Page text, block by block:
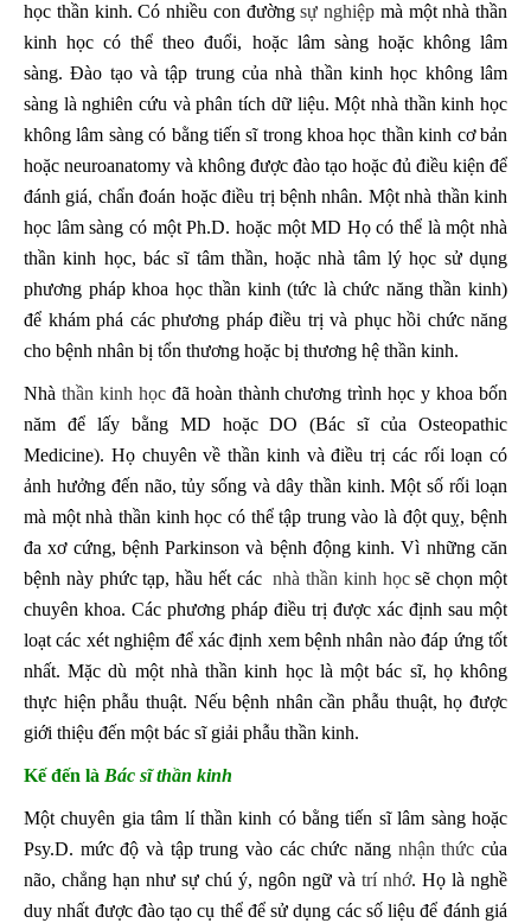
học thần kinh. Có nhiều con đườngsự nghiệp mà một nhà thần
kinh học có thể theo đuổi, hoặc lâm sàng hoặc không lâm
sàng. Đào tạo và tập trung của nhà thần kinh học không lâm
sàng là nghiên cứu và phân tích dữ liệu. Một nhà thần kinh học
không lâm sàng có bằng tiến sĩ trong khoa học thần kinh cơ bản
hoặc neuroanatomy và không được đào tạo hoặc đủ điều kiện để
đánh giá, chẩn đoán hoặc điều trị bệnh nhân. Một nhà thần kinh
học lâm sàng có một Ph.D. hoặc một MD Họ có thể là một nhà
thần kinh học, bác sĩ tâm thần, hoặc nhà tâm lý học sử dụng
phương pháp khoa học thần kinh (tức là chức năng thần kinh)
để khám phá các phương pháp điều trị và phục hồi chức năng
cho bệnh nhân bị tổn thương hoặc bị thương hệ thần kinh.
Nhà thần kinh họcđã hoàn thành chương trình học y khoa bốn
năm để lấy bằng MD hoặc DO (Bác sĩ của Osteopathic
Medicine). Họ chuyên về thần kinh và điều trị các rối loạn có
ảnh hưởng đến não, tủy sống và dây thần kinh. Một số rối loạn
mà một nhà thần kinh học có thể tập trung vào là đột quỵ, bệnh
đa xơ cứng, bệnh Parkinson và bệnh động kinh. Vì những căn
bệnh này phức tạp, hầu hết cácnhà thần kinh họcsẽ chọn một
chuyên khoa. Các phương pháp điều trị được xác định sau một
loạt các xét nghiệm để xác định xem bệnh nhân nào đáp ứng tốt
nhất. Mặc dù một nhà thần kinh học là một bác sĩ, họ không
thực hiện phẫu thuật. Nếu bệnh nhân cần phẫu thuật, họ được
giới thiệu đến một bác sĩ giải phẫu thần kinh.
Kế đến là Bác sĩ thần kinh
Một chuyên gia tâm lí thần kinh có bằng tiến sĩ lâm sàng hoặc
Psy.D. mức độ và tập trung vào các chức năng nhận thức của
não, chẳng hạn như sự chú ý, ngôn ngữ và trí nhớ. Họ là nghề
duy nhất được đào tạo cụ thể để sử dụng các số liệu để đánh giá